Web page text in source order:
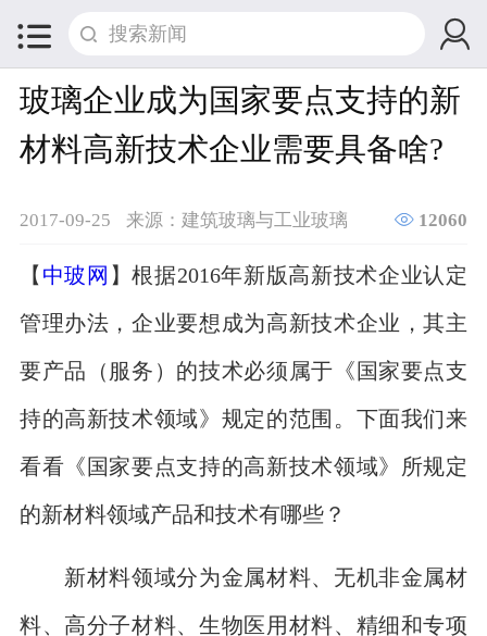
 
玻璃企业成为国家要点支持的新
材料高新技术企业需要具备啥?
2017-09-25 来源：建筑玻璃与工业玻璃  12060
【 中玻网 】根据2016年新版高新技术企业认定
管理办法，企业要想成为高新技术企业，其主
要产品（服务）的技术必须属于《国家要点支
持的高新技术领域》规定的范围。下面我们来
看看《国家要点支持的高新技术领域》所规定
的新材料领域产品和技术有哪些？
新材料领域分为金属材料、无机非金属材
料、高分子材料、生物医用材料、精细和专项